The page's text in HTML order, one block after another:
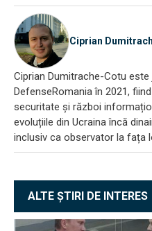
Ciprian
Ciprian Dumitrache-Cotu
DefenseRomania în 2021,
securitate și război
evoluțiile din Ucraina încă
inclusiv ca observator la fața
ALTE ȘTIRI DE INTERES